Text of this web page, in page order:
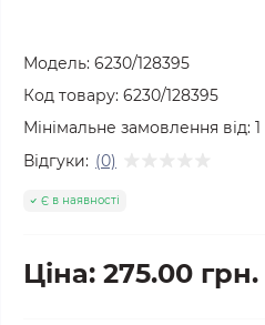
Модель: 6230/128395
Код товару: 6230/128395
Мінімальне замовлення від: 1
Відгуки: (0)
Є в наявності
Ціна: 275.00 грн.